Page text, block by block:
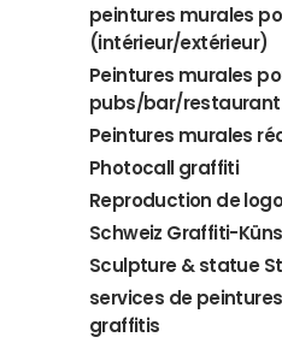
peintures murales
(intérieur/extérieur)
Peintures murales
pubs/bar/restaurant
Peintures murales
Photocall graffiti
Reproduction de logo
Schweiz Graffiti-
Sculpture & statue
services de
graffitis